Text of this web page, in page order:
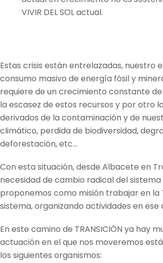
VIVIR DEL SOL actual.
Estas crisis están entrelazadas, nuestro
consumo masivo de energía fósil y
requiere de un crecimiento constante
la escasez de estos recursos y por otro
derivados de la contaminación y de
climático, perdida de biodiversidad,
deforestación, etc…
Con esta situación, desde Albacete en
necesidad de cambio radical del
proponemos como misión trabajar en la
sistema, organizando actividades en ese
En este camino de TRANSICIÓN ya hay
actuación en el que nos moveremos
los siguientes organismos: